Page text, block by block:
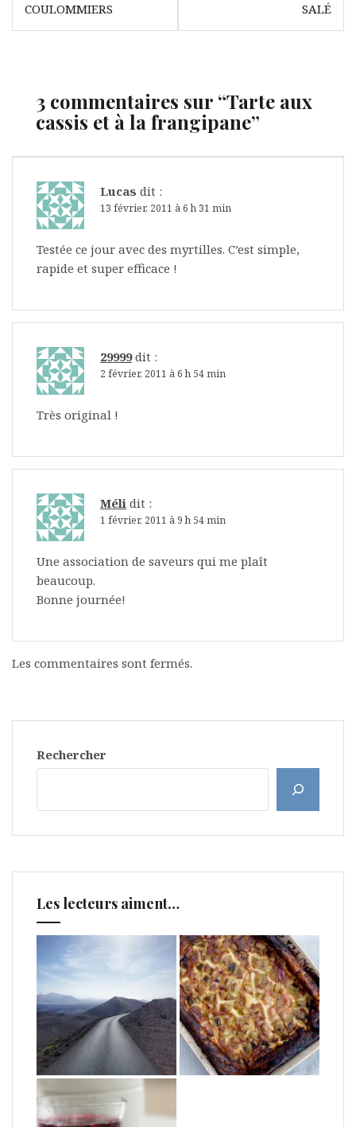
l’article
COULOMMIERS SALÉ
3 commentaires sur “Tarte aux
cassis et à la frangipane”
Lucas dit :
13 février, 2011 à 6 h 31 min
Testée ce jour avec des myrtilles. C’est simple,
rapide et super efficace !
29999 dit :
2 février, 2011 à 6 h 54 min
Très original !
Méli dit :
1 février, 2011 à 9 h 54 min
Une association de saveurs qui me plaît
beaucoup.
Bonne journée!
Les commentaires sont fermés.
Rechercher
Les lecteurs aiment…